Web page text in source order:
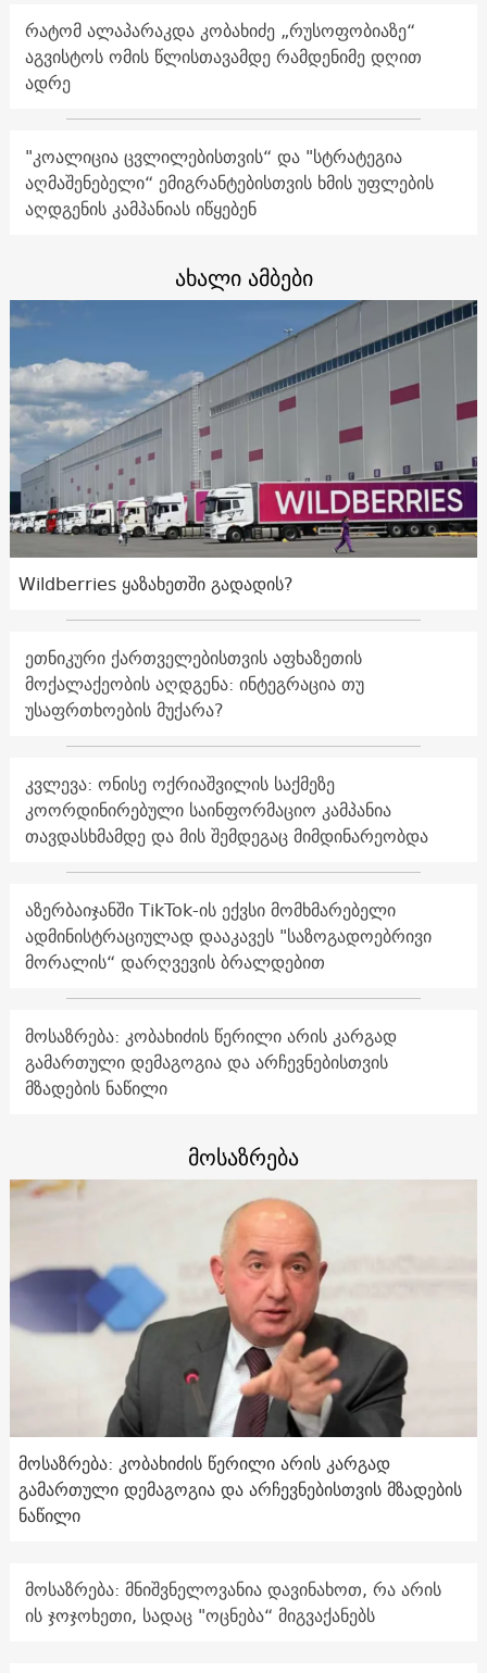
რატომ ალაპარაკდა კობახიძე „რუსოფობიაზე“
აგვისტოს ომის წლისთავამდე რამდენიმე დღით
ადრე
"კოალიცია ცვლილებისთვის“ და "სტრატეგია
აღმაშენებელი“ ემიგრანტებისთვის ხმის უფლების
აღდგენის კამპანიას იწყებენ
ახალი ამბები
Wildberries ყაზახეთში გადადის?
ეთნიკური ქართველებისთვის აფხაზეთის
მოქალაქეობის აღდგენა: ინტეგრაცია თუ
უსაფრთხოების მუქარა?
კვლევა: ონისე ოქრიაშვილის საქმეზე
კოორდინირებული საინფორმაციო კამპანია
თავდასხმამდე და მის შემდეგაც მიმდინარეობდა
აზერბაიჯანში TikTok-ის ექვსი მომხმარებელი
ადმინისტრაციულად დააკავეს "საზოგადოებრივი
მორალის“ დარღვევის ბრალდებით
მოსაზრება: კობახიძის წერილი არის კარგად
გამართული დემაგოგია და არჩევნებისთვის
მზადების ნაწილი
მოსაზრება
მოსაზრება: კობახიძის წერილი არის კარგად
გამართული დემაგოგია და არჩევნებისთვის მზადების
ნაწილი
მოსაზრება: მნიშვნელოვანია დავინახოთ, რა არის
ის ჯოჯოხეთი, სადაც "ოცნება“ მიგვაქანებს